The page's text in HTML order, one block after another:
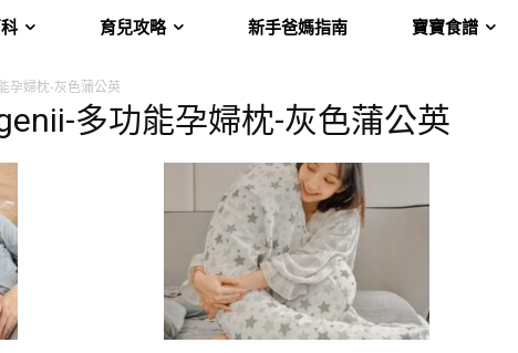
育兒攻略 新手爸媽指南 寶寶食譜
孕婦枕-灰色蒲公英
多功能孕婦枕-灰色蒲公英